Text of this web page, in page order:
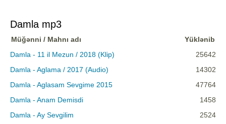
Damla mp3
Müğənni / Mahnı adı
Yüklənib
Damla - 11 il Mezun / 2018 (Klip)
25642
Damla - Aglama / 2017 (Audio)
14302
Damla - Aglasam Sevgime 2015
47764
Damla - Anam Demisdi
1458
Damla - Ay Sevgilim
2524